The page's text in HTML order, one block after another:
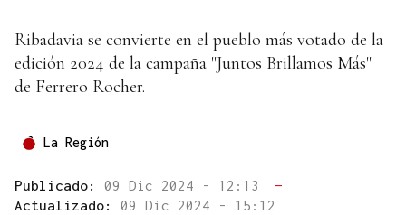
Ribadavia se convierte en el pueblo más votado de la
edición 2024 de la campaña "Juntos Brillamos Más"
de Ferrero Rocher.
La Región
Publicado: 09 Dic 2024 - 12:13
—
Actualizado: 09 Dic 2024 - 15:12